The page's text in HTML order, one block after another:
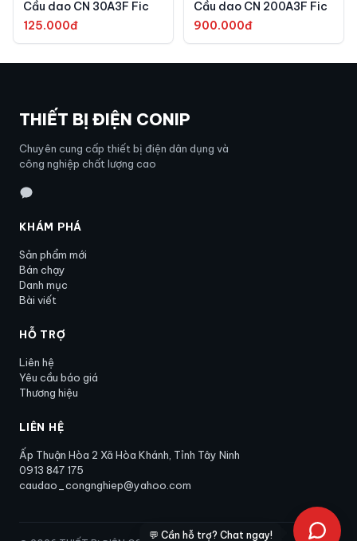
Cầu dao CN 30A3F Fic
125.000đ
Cầu dao CN 200A3F Fic
900.000đ
THIẾT BỊ ĐIỆN CONIP
Chuyên cung cấp thiết bị điện dân dụng và
công nghiệp chất lượng cao
KHÁM PHÁ
Sản phẩm mới
Bán chạy
Danh mục
Bài viết
HỖ TRỢ
Liên hệ
Yêu cầu báo giá
Thương hiệu
LIÊN HỆ
Ấp Thuận Hòa 2 Xã Hòa Khánh, Tỉnh Tây Ninh
0913 847 175
caudao_congnghiep@yahoo.com
💬 Cần hỗ trợ? Chat ngay!